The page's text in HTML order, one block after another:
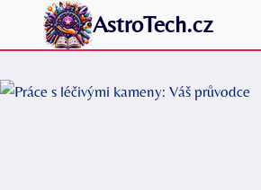
Přeskočit
AstroTech.cz